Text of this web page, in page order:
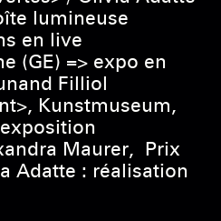
lumineuse
en live
(GE) => expo en
Filliol
Kunstmuseum,
Maurer, Prix
Adatte : réalisation